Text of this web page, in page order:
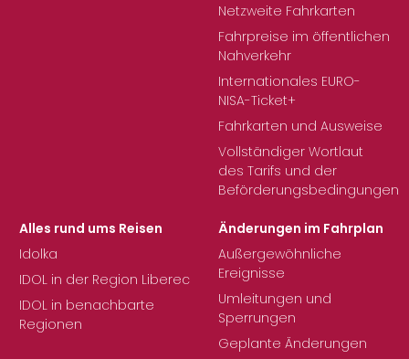
Netzweite Fahrkarten
Fahrpreise im öffentlichen
Nahverkehr
Internationales EURO-
NISA-Ticket+
Fahrkarten und Ausweise
Vollständiger Wortlaut
des Tarifs und der
Beförderungsbedingungen
Alles rund ums Reisen
Idolka
IDOL in der Region Liberec
IDOL in benachbarte
Regionen
Änderungen im Fahrplan
Außergewöhnliche
Ereignisse
Umleitungen und
Sperrungen
Geplante Änderungen